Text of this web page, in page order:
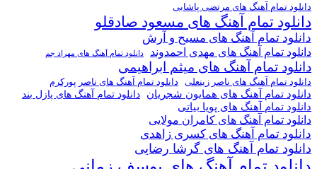
دانلود تمام آهنگ های مرتضی پاشایی
دانلود تمام آهنگ های مسعود صادقلو
دانلود تمام آهنگ های مسیح و آرش
دانلود تمام آهنگ های مهدی احمدوند دانلود تمام آهنگ های مهراد جم
دانلود تمام آهنگ های میثم ابراهیمی
دانلود تمام آهنگ های ناصر زینعلی دانلود تمام آهنگ های ناصر پورکرم
دانلود تمام آهنگ های همایون شجریان دانلود تمام آهنگ های پازل بند
دانلود تمام آهنگ های پویا بیاتی
دانلود تمام آهنگ های کامران مولایی
دانلود تمام آهنگ های کسری زاهدی
دانلود تمام آهنگ های گرشا رضایی